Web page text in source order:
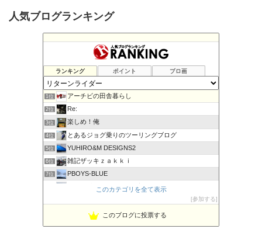
人気ブログランキング
ランキング ポイント ブロ画
1位 アーチビの田舎暮らし
2位 Re:
3位 楽しめ！俺
4位 とあるジョグ乗りのツーリングブログ
5位 YUHIRO&M DESIGNS2
6位 雑記ザッキｚａｋｋｉ
7位 PBOYS-BLUE
kuni's ブログ CB650R備忘録
ビーテック・ジャーニー
11位 MT-07と私。走る
このカテゴリを全て表示
参加する
このブログに投票する